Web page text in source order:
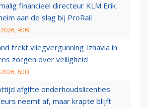
financieel directeur KLM Erik
aan de slag bij ProRail
9:09
trekt vliegvergunning Izhavia in
zorgen over veiligheid
8:03
afgifte onderhoudslicenties
neemt af, maar krapte blijft